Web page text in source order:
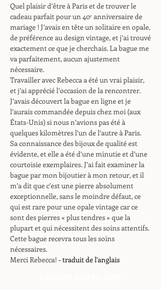
Quel plaisir d’être à Paris et de trouver le
cadeau parfait pour un 40ᵉ anniversaire de
mariage ! J’avais en tête un solitaire en opale,
de préférence au design vintage, et j’ai trouvé
exactement ce que je cherchais. La bague me
va parfaitement, aucun ajustement
nécessaire.
Travailler avec Rebecca a été un vrai plaisir,
et j’ai apprécié l’occasion de la rencontrer.
J’avais découvert la bague en ligne et je
l’aurais commandée depuis chez moi (aux
États-Unis) si nous n’avions pas été à
quelques kilomètres l’un de l’autre à Paris.
Sa connaissance des bijoux de qualité est
évidente, et elle a été d’une minutie et d’une
courtoisie exemplaires. J’ai fait examiner la
bague par mon bijoutier à mon retour, et il
m’a dit que c’est une pierre absolument
exceptionnelle, sans le moindre défaut, ce
qui est rare pour une opale vintage car ce
sont des pierres « plus tendres » que la
plupart et qui nécessitent des soins attentifs.
Cette bague recevra tous les soins
nécessaires.
Merci Rebecca! - traduit de l'anglais